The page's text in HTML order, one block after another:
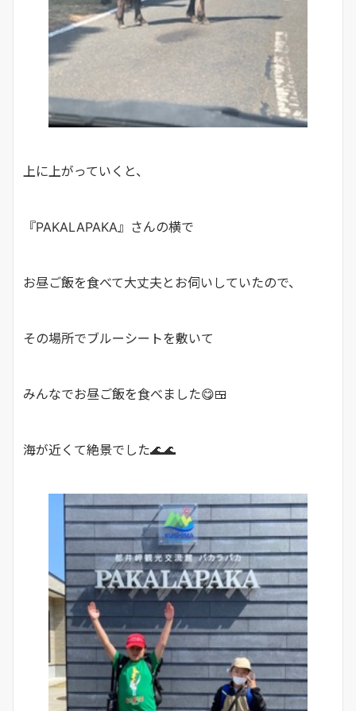
上に上がっていくと、
『PAKALAPAKA』さんの横で
お昼ご飯を食べて大丈夫とお伺いしていたので、
その場所でブルーシートを敷いて
みんなでお昼ご飯を食べました😋🍱
海が近くて絶景でした🌊🌊